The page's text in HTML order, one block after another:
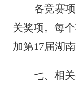
各竞赛
关奖项。每
加第17届湖
七、相